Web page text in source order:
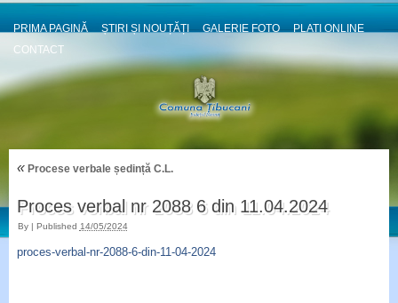
PRIMA PAGINĂ ȘTIRI ȘI NOUȚĂȚI GALERIE FOTO
PLATI ONLINE
CONTACT
«Procese verbale ședință C.L.
Proces verbal nr 2088 6 din 11.04.2024
By | Published 14/05/2024
proces-verbal-nr-2088-6-din-11-04-2024